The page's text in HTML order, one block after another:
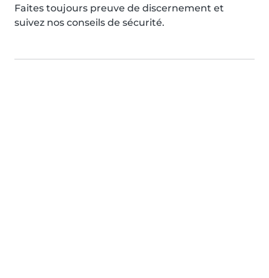
Faites toujours preuve de discernement et
suivez nos conseils de sécurité.